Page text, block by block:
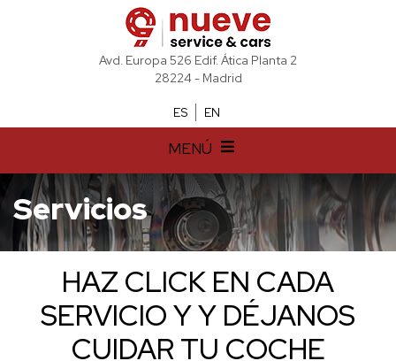
Avd. Europa 526 Edif. Ática Planta 2
28224 - Madrid
ES EN
MENÚ
Servicios
HAZ CLICK EN CADA
SERVICIO Y Y DÉJANOS
CUIDAR TU COCHE